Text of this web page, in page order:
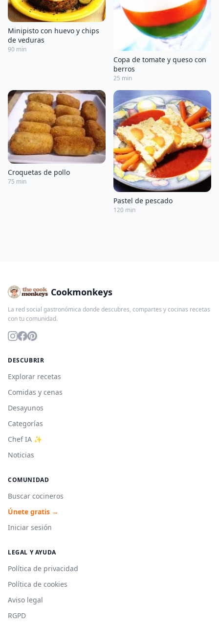
Minipisto con huevo y chips
de veduras
90 min
Copa de tomate y queso con
berros
25 min
Croquetas de pollo
75 min
Pastel de pescado
120 min
Cookmonkeys
La red social gastronómica donde descubres, compartes y cocinas recetas
con tu comunidad.
DESCUBRIR
Explorar recetas
Comidas y cenas
Desayunos
Categorías
Chef IA ✨
Noticias
COMUNIDAD
Buscar cocineros
Únete gratis →
Iniciar sesión
LEGAL Y AYUDA
Política de privacidad
Política de cookies
Aviso legal
RGPD